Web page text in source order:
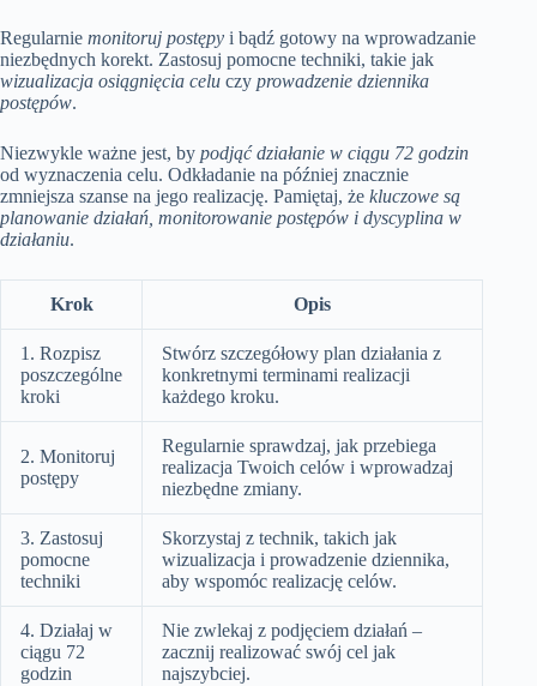
Regularnie monitoruj postępy i bądź gotowy na wprowadzanie
niezbędnych korekt. Zastosuj pomocne techniki, takie jak
wizualizacja osiągnięcia celu czy prowadzenie dziennika
postępów.
Niezwykle ważne jest, by podjąć działanie w ciągu 72 godzin
od wyznaczenia celu. Odkładanie na później znacznie
zmniejsza szanse na jego realizację. Pamiętaj, że kluczowe są
planowanie działań, monitorowanie postępów i dyscyplina w
działaniu.
Krok Opis
1. Rozpisz
poszczególne
kroki
Stwórz szczegółowy plan działania z
konkretnymi terminami realizacji
każdego kroku.
2. Monitoruj
postępy
Regularnie sprawdzaj, jak przebiega
realizacja Twoich celów i wprowadzaj
niezbędne zmiany.
3. Zastosuj
pomocne
techniki
Skorzystaj z technik, takich jak
wizualizacja i prowadzenie dziennika,
aby wspomóc realizację celów.
4. Działaj w
ciągu 72
godzin
Nie zwlekaj z podjęciem działań –
zacznij realizować swój cel jak
najszybciej.